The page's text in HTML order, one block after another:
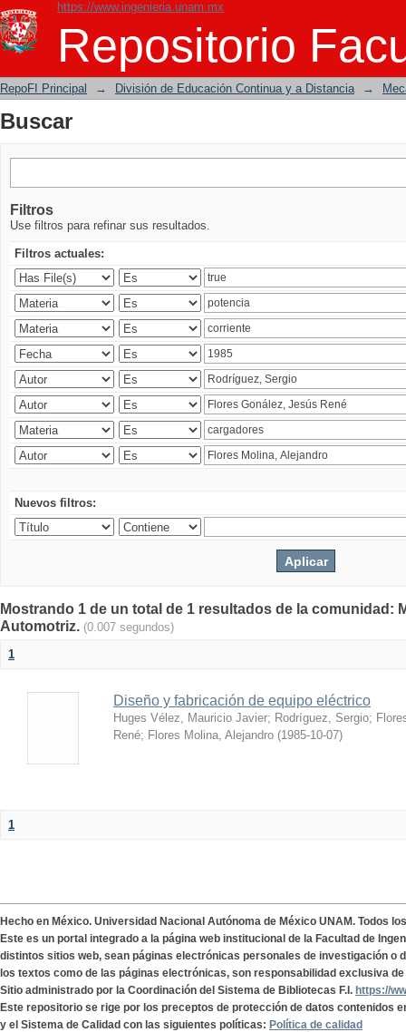
https://www.ingenieria.unam.mx
Repositorio
Buscar
RepoFI Principal → División de Educación Continua y a Distancia →
Buscar
Filtros
Use filtros para refinar sus resultados.
Filtros actuales:
Nuevos filtros:
Mostrando 1 de un total de 1 resultados de la comunidad:
Automotriz. (0.007 segundos)
1
Diseño y fabricación de equipo eléctrico
Huges Vélez, Mauricio Javier; Rodríguez, Sergio;
René; Flores Molina, Alejandro (1985-10-07)
1
Hecho en México. Universidad Nacional Autónoma de México UNAM. Todos
Este es un portal integrado a la página web institucional de la Facultad de
distintos sitios web, sean páginas electrónicas personales de investigación o
los textos como de las páginas electrónicas, son responsabilidad exclusiva
Sitio administrado por la Coordinación del Sistema de Bibliotecas F.I. https://
Este repositorio se rige por los preceptos de protección de datos contenidos
y el Sistema de Calidad con las siguientes políticas: Política de calidad